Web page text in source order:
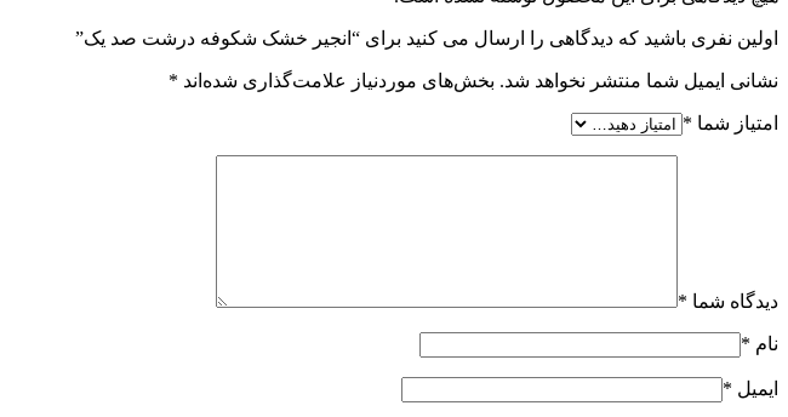
اولین نفری باشید که دیدگاهی را ارسال می کنید برای “انجیر خشک شکوفه درشت صد یک”
نشانی ایمیل شما منتشر نخواهد شد. بخش‌های موردنیاز علامت‌گذاری شده‌اند *
امتیاز شما *
دیدگاه شما *
نام *
ایمیل *